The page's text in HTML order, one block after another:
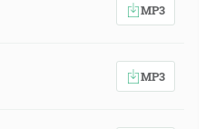
MP3
MP3